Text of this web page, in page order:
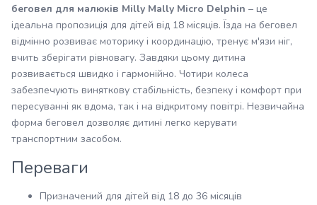
беговел для малюків Milly Mally Micro Delphin – це
ідеальна пропозиція для дітей від 18 місяців. Їзда на беговел
відмінно розвиває моторику і координацію, тренує м'язи ніг,
вчить зберігати рівновагу. Завдяки цьому дитина
розвивається швидко і гармонійно. Чотири колеса
забезпечують виняткову стабільність, безпеку і комфорт при
пересуванні як вдома, так і на відкритому повітрі. Незвичайна
форма беговел дозволяє дитині легко керувати
транспортним засобом.
Переваги
Призначений для дітей від 18 до 36 місяців